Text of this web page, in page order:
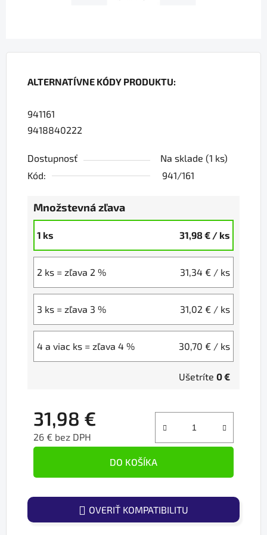
ALTERNATÍVNE KÓDY PRODUKTU:
941161
9418840222
Dostupnosť Na sklade (1 ks)
Kód:
941/161
Množstevná zľava
1 ks 31,98 € / ks
2 ks = zľava 2 % 31,34 € / ks
3 ks = zľava 3 % 31,02 € / ks
4 a viac ks = zľava 4 % 30,70 € / ks
Ušetríte 0 €
31,98 €
26 € bez DPH
DO KOŠÍKA
OVERIŤ KOMPATIBILITU